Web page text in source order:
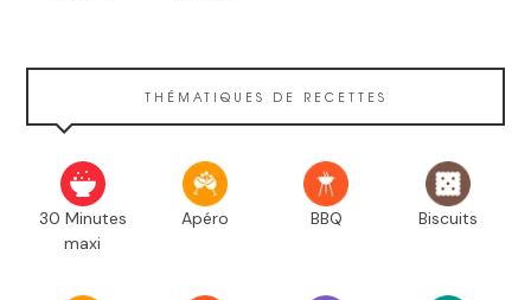
THÉMATIQUES DE RECETTES
30 Minutes
maxi
Apéro BBQ Biscuits